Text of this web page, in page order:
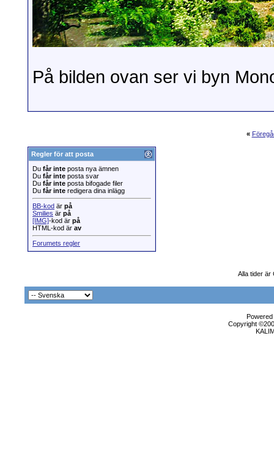
På bilden ovan ser vi byn
«
Regler för att posta
Du får inte posta nya ämnen
Du får inte posta svar
Du får inte posta bifogade filer
Du får inte redigera dina inlägg
BB-kod är på
Smilies är på
[IMG]-kod är på
HTML-kod är av
Forumets regler
Alla tider är
Copyright